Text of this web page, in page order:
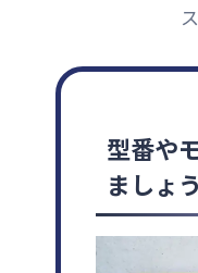
型番や
ましょう